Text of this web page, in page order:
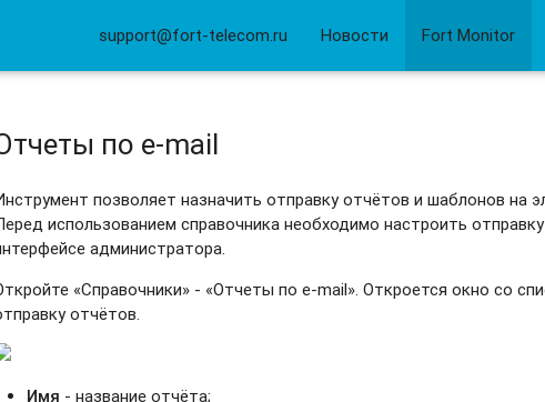
support@fort-telecom.ru Новости Fort Monitor
по e-mail
позволяет назначить отправку отчётов и шаблонов на
использованием справочника необходимо настроить
администратора.
«Справочники» - «Отчеты по e-mail». Откроется окно со
отчётов.
Имя - название отчёта;